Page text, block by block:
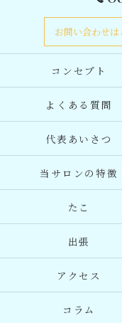
お問い合わせは
コンセプト
よくある質問
代表あいさつ
当サロンの特徴
たこ
出張
アクセス
コラム